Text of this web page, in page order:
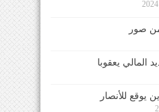
صور
المالي يعقوبا
يوقع للأنصار